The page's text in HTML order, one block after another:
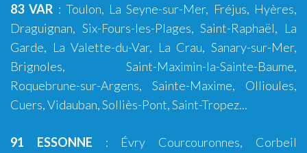
83 VAR : Toulon, La Seyne-sur-Mer, Fréjus, Hyères,
Draguignan, Six-Fours-les-Plages,Saint-Raphaël, La
Garde, La Valette-du-Var, La Crau,Sanary-sur-Mer,
Brignoles, Saint-Maximin-la-Sainte-Baume,
Roquebrune-sur-Argens, Sainte-Maxime, Ollioules,
Cuers,Vidauban, Solliès-Pont,Saint-Tropez...
91 ESSONNE : Évry Courcouronnes, Corbeil